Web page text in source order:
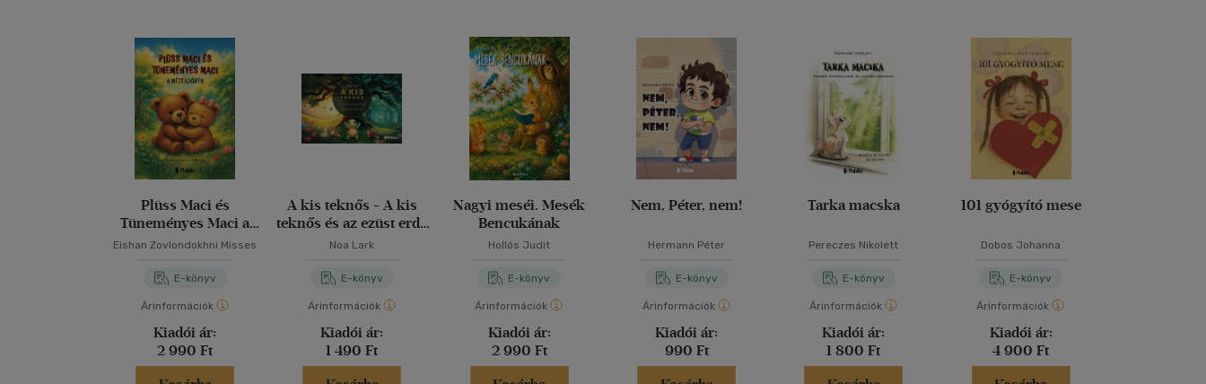
Plüss Maci és
Tüneményes Maci a
Mézerdőben
Eishan Zovlondokhni Misses
E-könyv
Árinformációk
Kiadói ár:
2 990 Ft
A kis teknős - A kis
teknős és az ezüst erdő
- A titokzatos ködös
Noa Lark
E-könyv
Árinformációk
Kiadói ár:
1 490 Ft
Nagyi meséi. Mesék
Bencukának
Hollós Judit
E-könyv
Árinformációk
Kiadói ár:
2 990 Ft
Nem, Péter, nem!
Hermann Péter
E-könyv
Árinformációk
Kiadói ár:
990 Ft
Tarka macska
Pereczes Nikolett
E-könyv
Árinformációk
Kiadói ár:
1 800 Ft
101 gyógyító mese
Dobos Johanna
E-könyv
Árinformációk
Kiadói ár:
4 900 Ft